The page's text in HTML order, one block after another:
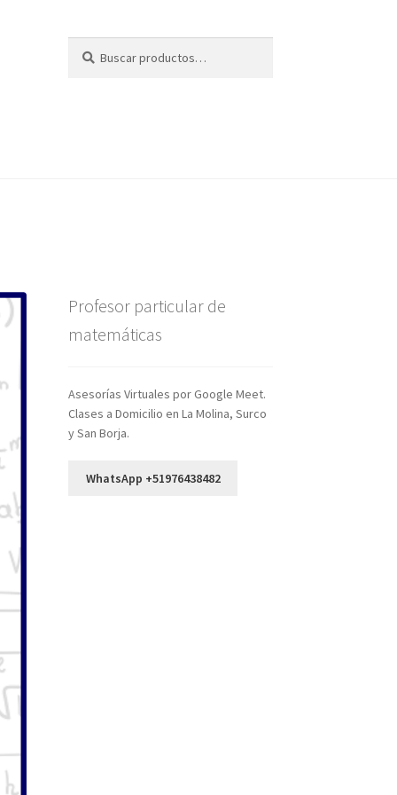
por:
Profesor particular de
matemáticas
Asesorías Virtuales por Google Meet.
Clases a Domicilio en La Molina, Surco
y San Borja.
WhatsApp +51976438482